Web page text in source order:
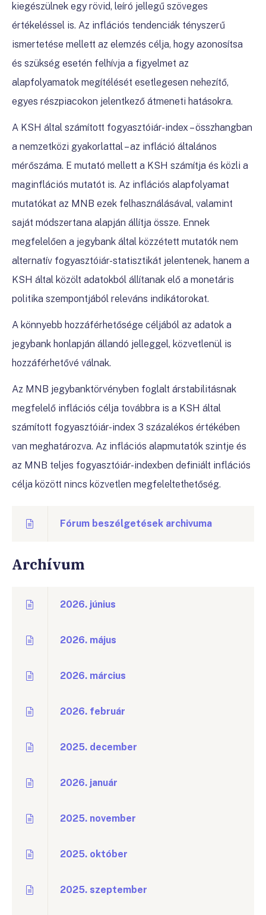
kiegészülnek egy rövid, leíró jellegű szöveges
értékeléssel is. Az inflációs tendenciák tényszerű
ismertetése mellett az elemzés célja, hogy azonosítsa
és szükség esetén felhívja a figyelmet az
alapfolyamatok megítélését esetlegesen nehezítő,
egyes részpiacokon jelentkező átmeneti hatásokra.
A KSH által számított fogyasztóiár-index – összhangban
a nemzetközi gyakorlattal – az infláció általános
mérőszáma. E mutató mellett a KSH számítja és közli a
maginflációs mutatót is. Az inflációs alapfolyamat
mutatókat az MNB ezek felhasználásával, valamint
saját módszertana alapján állítja össze. Ennek
megfelelően a jegybank által közzétett mutatók nem
alternatív fogyasztóiár-statisztikát jelentenek, hanem a
KSH által közölt adatokból állítanak elő a monetáris
politika szempontjából releváns indikátorokat.
A könnyebb hozzáférhetősége céljából az adatok a
jegybank honlapján állandó jelleggel, közvetlenül is
hozzáférhetővé válnak.
Az MNB jegybanktörvényben foglalt árstabilitásnak
megfelelő inflációs célja továbbra is a KSH által
számított fogyasztóiár-index 3 százalékos értékében
van meghatározva. Az inflációs alapmutatók szintje és
az MNB teljes fogyasztóiár-indexben definiált inflációs
célja között nincs közvetlen megfeleltethetőség.
Fórum beszélgetések archivuma
Archívum
2026. június
2026. május
2026. március
2026. február
2025. december
2026. január
2025. november
2025. október
2025. szeptember